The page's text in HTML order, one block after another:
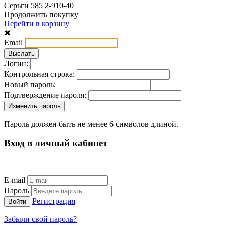
Серьги 585 2-910-40
Продолжить покупку
Перейти в корзину
✖
Email
Логин:
Контрольная строка:
Новый пароль:
Подтверждение пароля:
Пароль должен быть не менее 6 символов длиной.
Вход в личный кабинет
E-mail
Пароль
Регистрация
Забыли свой пароль?